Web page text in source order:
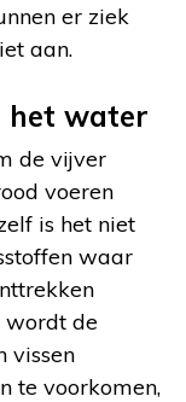
er ziek
aan.
het water
de vijver
voeren
is het niet
waar
wordt de
vissen
te voorkomen,